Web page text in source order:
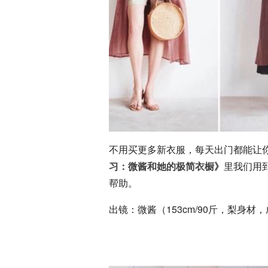
不用买更多新衣服，每天出门都能让
习：微酱和她的极简衣橱》 里我们用
帮助。
出镜：微酱（153cm/90斤，梨身材